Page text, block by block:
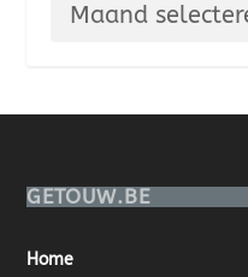
GETOUW.BE
Home